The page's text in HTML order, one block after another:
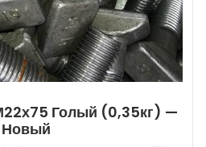
Голый (0,35кг) —
Новый